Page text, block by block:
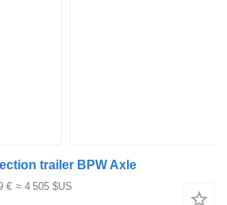
trailer BPW Axle
€ ≈ 4 505 $US